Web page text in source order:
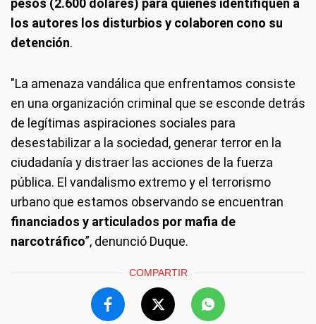
pesos (2.600 dólares) para quienes identifiquen a
los autores los disturbios y colaboren cono su
detención.
"La amenaza vandálica que enfrentamos consiste
en una organización criminal que se esconde detrás
de legítimas aspiraciones sociales para
desestabilizar a la sociedad, generar terror en la
ciudadanía y distraer las acciones de la fuerza
pública. El vandalismo extremo y el terrorismo
urbano que estamos observando se encuentran
financiados y articulados por mafia de
narcotráfico”, denunció Duque.
COMPARTIR